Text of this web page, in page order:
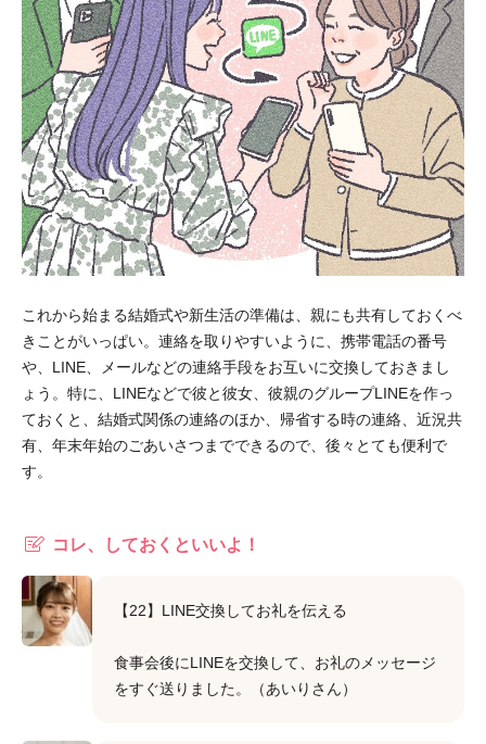
これから始まる結婚式や新生活の準備は、親にも共有しておくべ
きことがいっぱい。連絡を取りやすいように、携帯電話の番号
や、LINE、メールなどの連絡手段をお互いに交換しておきまし
ょう。特に、LINEなどで彼と彼女、彼親のグループLINEを作っ
ておくと、結婚式関係の連絡のほか、帰省する時の連絡、近況共
有、年末年始のごあいさつまでできるので、後々とても便利で
す。
コレ、しておくといいよ！
【22】LINE交換してお礼を伝える
食事会後にLINEを交換して、お礼のメッセージ
をすぐ送りました。（あいりさん）